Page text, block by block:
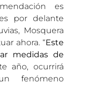
es
por delante
Mosquera
ahora. “Este
medidas de
año, ocurrirá
fenómeno